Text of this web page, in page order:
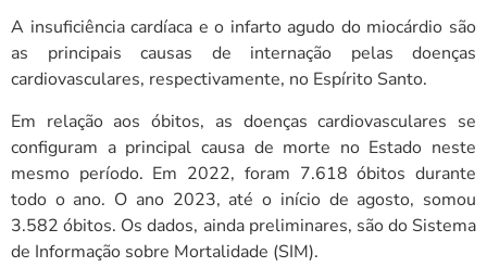
A insuficiência cardíaca e o infarto agudo do miocárdio são
as principais causas de internação pelas doenças
cardiovasculares, respectivamente, no Espírito Santo.
Em relação aos óbitos, as doenças cardiovasculares se
configuram a principal causa de morte no Estado neste
mesmo período. Em 2022, foram 7.618 óbitos durante
todo o ano. O ano 2023, até o início de agosto, somou
3.582 óbitos. Os dados, ainda preliminares, são do Sistema
de Informação sobre Mortalidade (SIM).